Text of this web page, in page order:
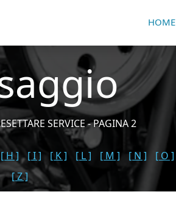
HOME
SERVICE - PAGINA 2
[ H ] [ I ] [ K ] [ L ] [ M ] [ N ] [ O ]
[ Z ]